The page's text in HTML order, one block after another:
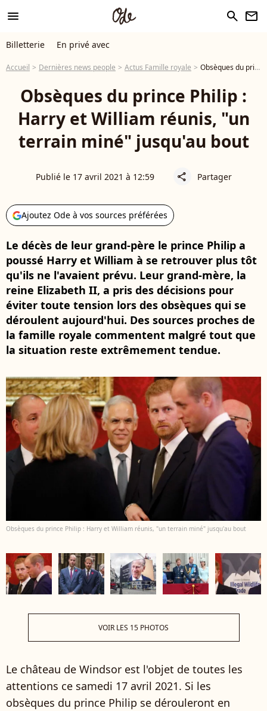
menu search newsletter
Billetterie En privé avec
Accueil Dernières news people Actus Famille royale Obsèques du prince Philip : Harry et William réunis, "un terrain miné" jusqu'au bout
Obsèques du prince Philip :
Harry et William réunis, "un
terrain miné" jusqu'au bout
Publié le 17 avril 2021 à 12:59 share Partager
Ajoutez Ode à vos sources préférées
Le décès de leur grand-père le prince Philip a
poussé Harry et William à se retrouver plus tôt
qu'ils ne l'avaient prévu. Leur grand-mère, la
reine Elizabeth II, a pris des décisions pour
éviter toute tension lors des obsèques qui se
déroulent aujourd'hui. Des sources proches de
la famille royale commentent malgré tout que
la situation reste extrêmement tendue.
Obsèques du prince Philip : Harry et William réunis, "un terrain miné" jusqu'au bout
VOIR LES 15 PHOTOS
Le château de Windsor est l'objet de toutes les
attentions ce samedi 17 avril 2021. Si les
obsèques du prince Philip se dérouleront en